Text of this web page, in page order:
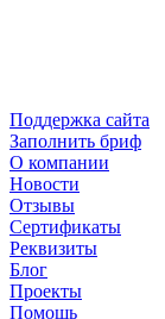
Поддержка сайта
Заполнить бриф
О компании
Новости
Отзывы
Сертификаты
Реквизиты
Блог
Проекты
Помощь